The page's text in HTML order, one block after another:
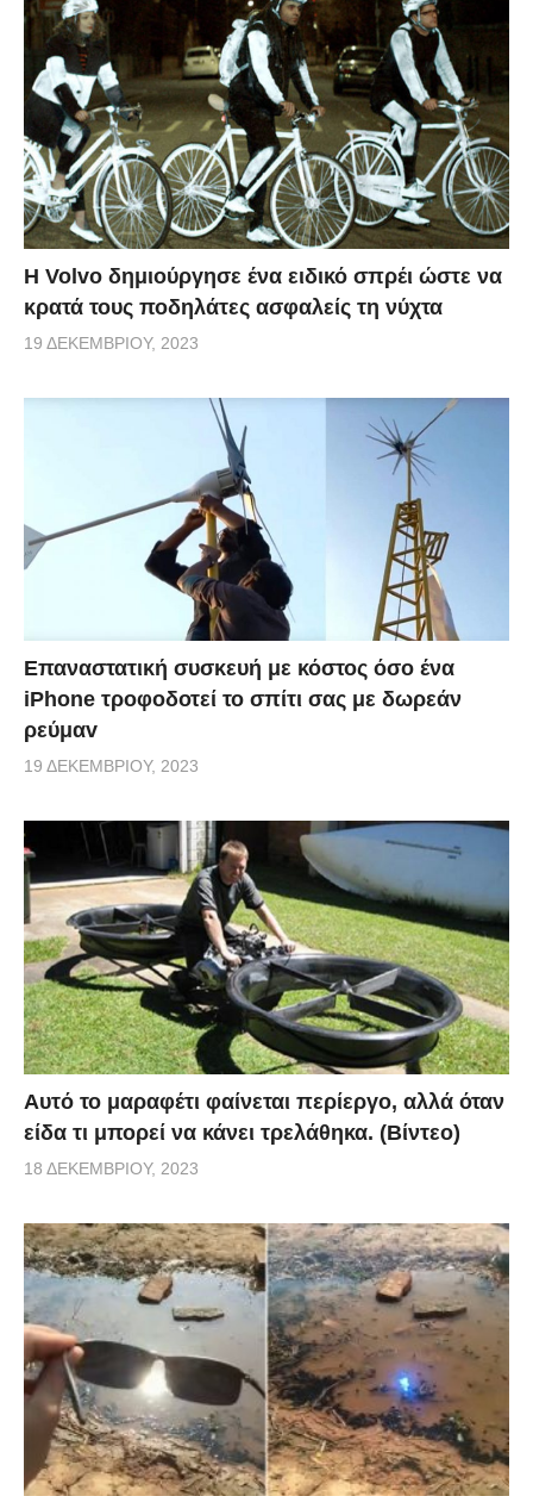
Η Volvo δημιούργησε ένα ειδικό σπρέι ώστε να
κρατά τους ποδηλάτες ασφαλείς τη νύχτα
19 ΔΕΚΕΜΒΡΊΟΥ, 2023
Επαναστατική συσκευή με κόστος όσο ένα
iPhone τροφοδοτεί το σπίτι σας με δωρεάν
ρεύμαv
19 ΔΕΚΕΜΒΡΊΟΥ, 2023
Αυτό το μαραφέτι φαίνεται περίεργο, αλλά όταν
είδα τι μπορεί να κάνει τρελάθηκα. (Βίντεο)
18 ΔΕΚΕΜΒΡΊΟΥ, 2023